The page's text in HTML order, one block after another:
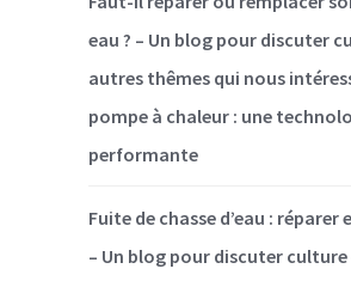
eau ? – Un blog pour discuter
autres thêmes qui nous
pompe à chaleur : une
performante
Fuite de chasse d’eau : réparer
– Un blog pour discuter